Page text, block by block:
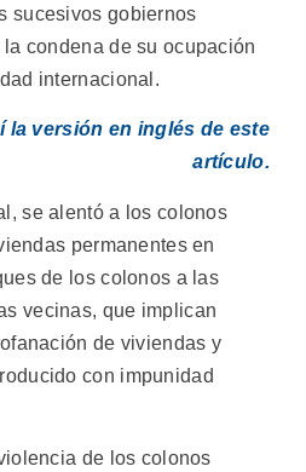
sucesivos gobiernos
condena de su ocupación
internacional.
la versión en inglés de este
artículo.
se alentó a los colonos
permanentes en
de los colonos a las
vecinas, que implican
de viviendas y
con impunidad
de los colonos